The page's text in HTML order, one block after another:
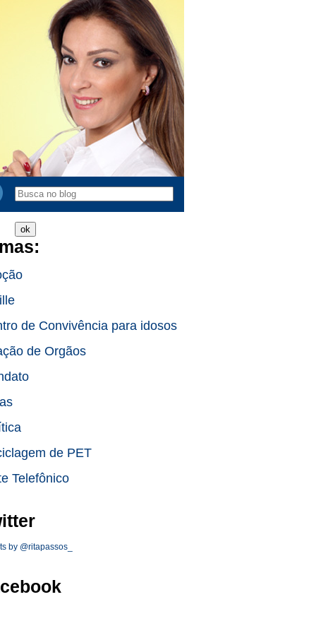
de Convivência para idosos
de Orgãos
de PET
Telefônico
by @ritapassos_